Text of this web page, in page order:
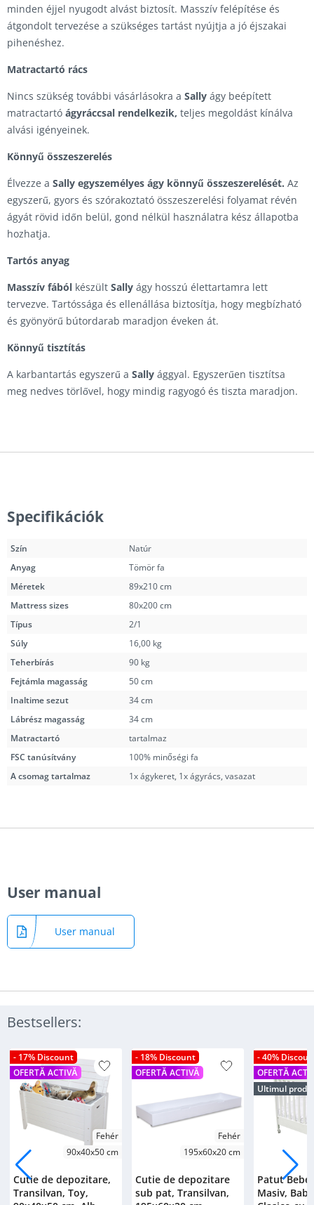
minden éjjel nyugodt alvást biztosít. Masszív felépítése és
átgondolt tervezése a szükséges tartást nyújtja a jó éjszakai
pihenéshez.
Matractartó rács
Nincs szükség további vásárlásokra a Sally ágy beépített
matractartó ágyráccsal rendelkezik, teljes megoldást kínálva
alvási igényeinek.
Könnyű összeszerelés
Élvezze a Sally egyszemélyes ágy könnyű összeszerelését. Az
egyszerű, gyors és szórakoztató összeszerelési folyamat révén
ágyát rövid időn belül, gond nélkül használatra kész állapotba
hozhatja.
Tartós anyag
Masszív fából készült Sally ágy hosszú élettartamra lett
tervezve. Tartóssága és ellenállása biztosítja, hogy megbízható
és gyönyörű bútordarab maradjon éveken át.
Könnyű tisztítás
A karbantartás egyszerű a Sally ággyal. Egyszerűen tisztítsa
meg nedves törlővel, hogy mindig ragyogó és tiszta maradjon.
Specifikációk
Szín
Natúr
Anyag
Tömör fa
Méretek
89x210 cm
Mattress sizes
80x200 cm
Típus
2/1
Súly
16,00 kg
Teherbírás
90 kg
Fejtámla magasság
50 cm
Inaltime sezut
34 cm
Lábrész magasság
34 cm
Matractartó
tartalmaz
FSC tanúsítvány
100% minőségi fa
A csomag tartalmaz
1x ágykeret, 1x ágyrács, vasazat
User manual
User manual
Bestsellers:
- 17% Discount
OFERTĂ ACTIVĂ
Fehér
90x40x50 cm
Cutie de depozitare,
Transilvan, Toy,
- 18% Discount
OFERTĂ ACTIVĂ
Fehér
195x60x20 cm
Cutie de depozitare
sub pat, Transilvan,
- 40%
OFERTĂ
Ultimul
Patut
Masiv,